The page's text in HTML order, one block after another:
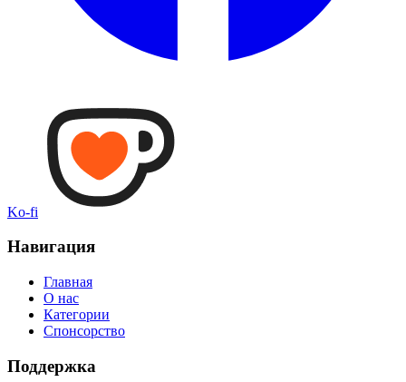
Ko-fi
Навигация
Главная
О нас
Категории
Спонсорство
Поддержка